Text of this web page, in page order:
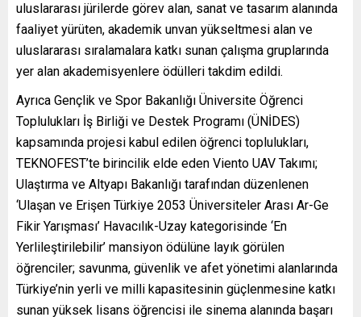
uluslararası jürilerde görev alan, sanat ve tasarım alanında
faaliyet yürüten, akademik unvan yükseltmesi alan ve
uluslararası sıralamalara katkı sunan çalışma gruplarında
yer alan akademisyenlere ödülleri takdim edildi.
Ayrıca Gençlik ve Spor Bakanlığı Üniversite Öğrenci
Toplulukları İş Birliği ve Destek Programı (ÜNİDES)
kapsamında projesi kabul edilen öğrenci toplulukları,
TEKNOFEST’te birincilik elde eden Viento UAV Takımı;
Ulaştırma ve Altyapı Bakanlığı tarafından düzenlenen
‘Ulaşan ve Erişen Türkiye 2053 Üniversiteler Arası Ar-Ge
Fikir Yarışması’ Havacılık-Uzay kategorisinde ‘En
Yerlileştirilebilir’ mansiyon ödülüne layık görülen
öğrenciler; savunma, güvenlik ve afet yönetimi alanlarında
Türkiye’nin yerli ve milli kapasitesinin güçlenmesine katkı
sunan yüksek lisans öğrencisi ile sinema alanında başarı